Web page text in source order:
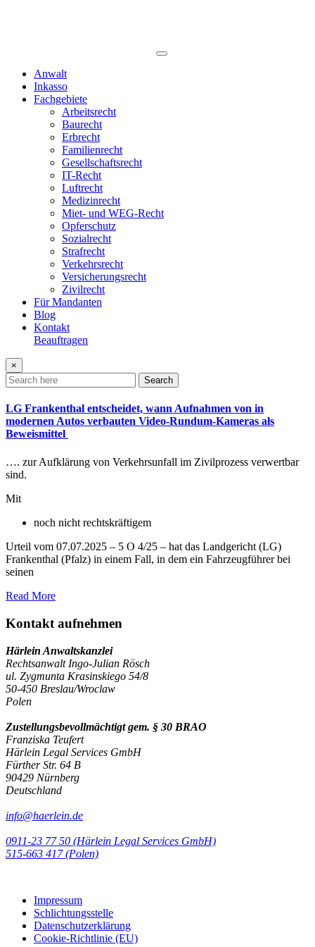
Anwalt
Inkasso
Fachgebiete
Arbeitsrecht
Baurecht
Erbrecht
Familienrecht
Gesellschaftsrecht
IT-Recht
Luftrecht
Medizinrecht
Miet- und WEG-Recht
Opferschutz
Sozialrecht
Strafrecht
Verkehrsrecht
Versicherungsrecht
Zivilrecht
Für Mandanten
Blog
Kontakt
Beauftragen
×
Search
LG Frankenthal entscheidet, wann Aufnahmen von in
modernen Autos verbauten Video-Rundum-Kameras als
Beweismittel
…. zur Aufklärung von Verkehrsunfall im Zivilprozess verwertbar
sind.
Mit
noch nicht rechtskräftigem
Urteil vom 07.07.2025 – 5 O 4/25 – hat das Landgericht (LG)
Frankenthal (Pfalz) in einem Fall, in dem ein Fahrzeugführer bei
seinen
Read More
Kontakt aufnehmen
Härlein Anwaltskanzlei
Rechtsanwalt Ingo-Julian Rösch
ul. Zygmunta Krasinskiego 54/8
50-450 Breslau/Wroclaw
Polen
Zustellungsbevollmächtigt gem. § 30 BRAO
Franziska Teufert
Härlein Legal Services GmbH
Fürther Str. 64 B
90429 Nürnberg
Deutschland
info@haerlein.de
0911-23 77 50 (Härlein Legal Services GmbH)
‭515-663 417 (Polen)‬‬‬
Impressum
Schlichtungsstelle
Datenschutzerklärung
Cookie-Richtlinie (EU)